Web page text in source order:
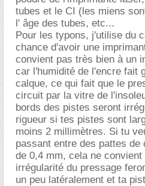
tubes et le CI (les miens
l' âge des tubes, etc...
Pour les typons, j'utilise du
chance d'avoir une
convient pas très bien à un
car l'humidité de l'encre fait
calque, ce qui fait que le
circuit par la vitre de
bords des pistes seront
rigueur si tes pistes sont
moins 2 millimètres. Si tu
passant entre des pattes
de 0,4 mm, cela ne
irrégularité du pressage
un peu latéralement et ta